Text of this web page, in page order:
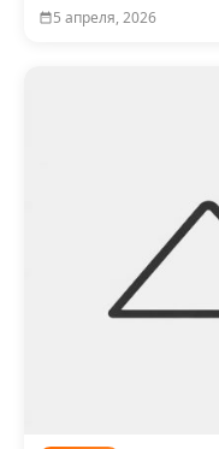
5 апреля, 2026